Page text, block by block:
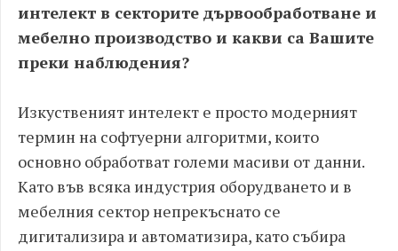
интелект в секторите дървообработване и
мебелно производство и какви са Вашите
преки наблюдения?
Изкуственият интелект е просто модерният
термин на софтуерни алгоритми, които
основно обработват големи масиви от данни.
Като във всяка индустрия оборудването и в
мебелния сектор непрекъснато се
дигитализира и автоматизира, като събира